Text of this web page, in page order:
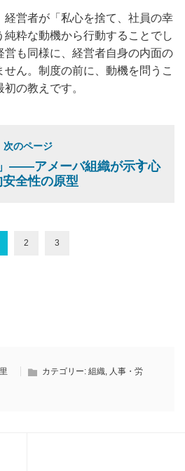
営者が「私心を捨て、社員の幸
粋な動機から行動することでし
営も同様に、経営者自身の内面の
ん。制度の前に、動機を問うこ
の教えです。
次のページ
」——アメーバ組織が示す心
全性の原型
2 3
カテゴリー: 組織, 人事・労